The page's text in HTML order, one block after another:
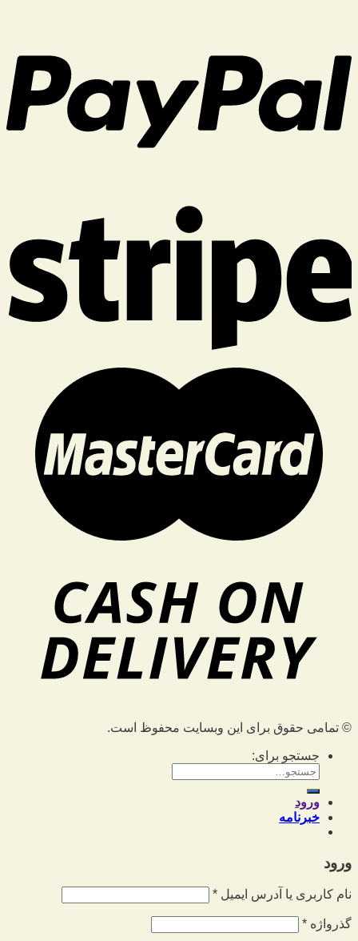
© تمامی حقوق برای این وبسایت محفوظ است.
جستجو برای:
ورود
خبرنامه
ورود
نام کاربری یا آدرس ایمیل *
گذرواژه *